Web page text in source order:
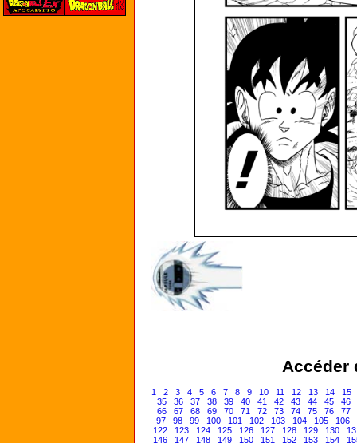
Accéder
1 2 3 4 5 6 7 8 9 10 11 12 13 14
15
35
36 37 38 39 40 41 42 43 44 45
46
66
67 68 69 70 71 72 73 74 75 76
77
97
98 99 100 101 102 103 104 105
106
122
123 124 125 126 127 128 129 130
146
147 148 149 150 151 152 153 154